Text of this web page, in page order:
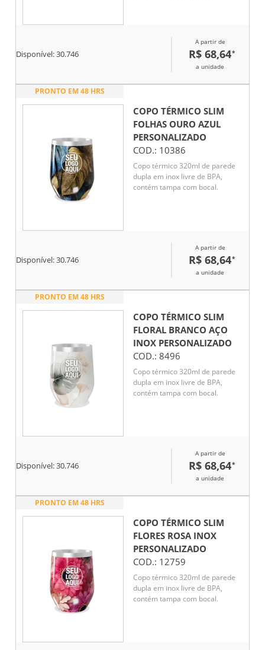
Disponível:30.746
A partir de
R$ 68,64*
a unidade
PRONTO EM 48 HRS
COPO TÉRMICO SLIM
FOLHAS OURO AZUL
PERSONALIZADO
COD.: 10386
Copo térmico 320ml de parede
dupla em inox livre de BPA,
contém tampa com bocal.
Disponível:30.746
A partir de
R$ 68,64*
a unidade
PRONTO EM 48 HRS
COPO TÉRMICO SLIM
FLORAL BRANCO AÇO
INOX PERSONALIZADO
COD.: 8496
Copo térmico 320ml de parede
dupla em inox livre de BPA,
contém tampa com bocal.
Disponível:30.746
A partir de
R$ 68,64*
a unidade
PRONTO EM 48 HRS
COPO TÉRMICO SLIM
FLORES ROSA INOX
PERSONALIZADO
COD.: 12759
Copo térmico 320ml de parede
dupla em inox livre de BPA,
contém tampa com bocal.